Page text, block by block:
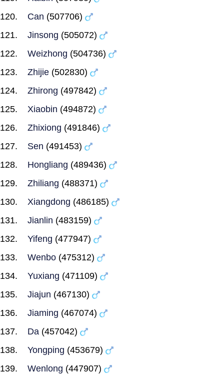
Can (507706)
Jinsong (505072)
Weizhong (504736)
Zhijie (502830)
Zhirong (497842)
Xiaobin (494872)
Zhixiong (491846)
Sen (491453)
Hongliang (489436)
Zhiliang (488371)
Xiangdong (486185)
Jianlin (483159)
Yifeng (477947)
Wenbo (475312)
Yuxiang (471109)
Jiajun (467130)
Jiaming (467074)
Da (457042)
Yongping (453679)
Wenlong (447907)